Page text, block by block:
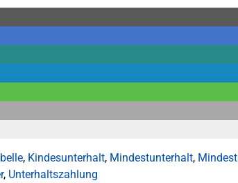
, Kindesunterhalt, Mindestunterhalt,
, Unterhaltszahlung